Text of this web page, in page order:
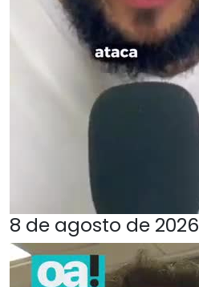
8 de agosto de 2026